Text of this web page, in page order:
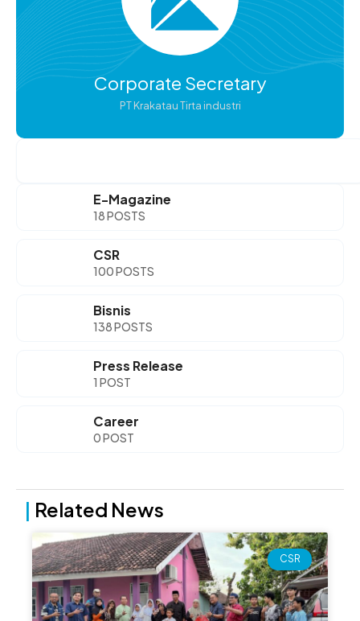
Corporate Secretary
PT Krakatau Tirta industri
E-Magazine
18 POSTS
CSR
100 POSTS
Bisnis
138 POSTS
Press Release
1 POST
Career
0 POST
| Related News
CSR
PagePagePage Page